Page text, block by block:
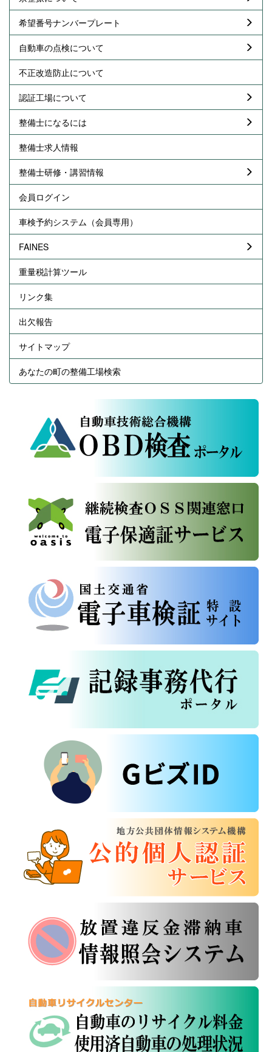
希望番号ナンバープレート
自動車の点検について
不正改造防止について
認証工場について
整備士になるには
整備士求人情報
整備士研修・講習情報
会員ログイン
車検予約システム（会員専用）
FAINES
重量税計算ツール
リンク集
出欠報告
サイトマップ
あなたの町の整備工場検索